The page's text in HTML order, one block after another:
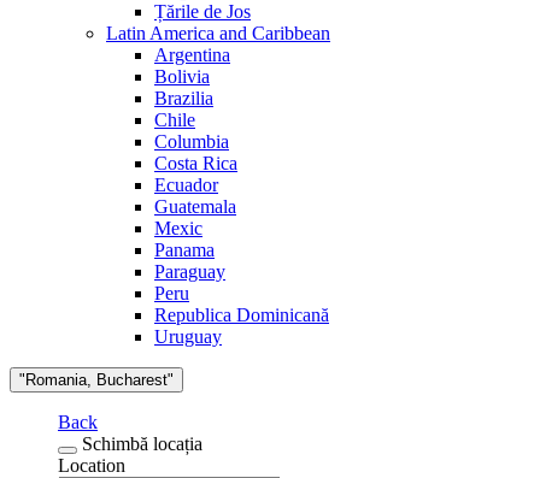
Țările de Jos
Latin America and Caribbean
Argentina
Bolivia
Brazilia
Chile
Columbia
Costa Rica
Ecuador
Guatemala
Mexic
Panama
Paraguay
Peru
Republica Dominicană
Uruguay
"Romania, Bucharest"
Back
Schimbă locația
Location